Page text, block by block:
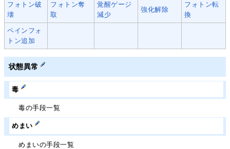
フォトン破
壊
フォトン奪
取
覚醒ゲージ
減少
強化解除
フォトン転
換
ペインフォ
トン追加
状態異常
毒
毒の手段一覧
めまい
めまいの手段一覧